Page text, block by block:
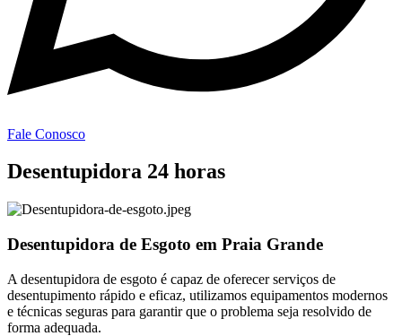
Fale Conosco
Desentupidora 24 horas
Desentupidora de Esgoto em Praia Grande
A desentupidora de esgoto é capaz de oferecer serviços de
desentupimento rápido e eficaz, utilizamos equipamentos modernos
e técnicas seguras para garantir que o problema seja resolvido de
forma adequada.